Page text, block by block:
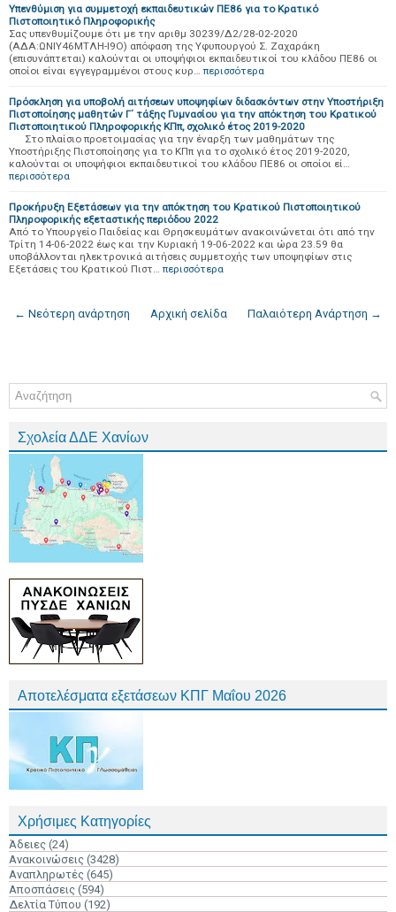
Υπενθύμιση για συμμετοχή εκπαιδευτικών ΠΕ86 για το Κρατικό
Πιστοποιητικό Πληροφορικής
Σας υπενθυμίζουμε ότι με την αριθμ 30239/Δ2/28-02-2020
(ΑΔΑ:ΩΝΙΥ46ΜΤΛΗ-Ι9Ο) απόφαση της Υφυπουργού Σ. Ζαχαράκη
(επισυνάπτεται) καλούνται οι υποψήφιοι εκπαιδευτικοί του κλάδου ΠΕ86 οι
οποίοι είναι εγγεγραμμένοι στους κυρ… περισσότερα
Πρόσκληση για υποβολή αιτήσεων υποψηφίων διδασκόντων στην Υποστήριξη
Πιστοποίησης μαθητών Γ΄ τάξης Γυμνασίου για την απόκτηση του Κρατικού
Πιστοποιητικού Πληροφορικής ΚΠπ, σχολικό έτος 2019-2020
Στο πλαίσιο προετοιμασίας για την έναρξη των μαθημάτων της
Υποστήριξης Πιστοποίησης για το ΚΠπ για το σχολικό έτος 2019-2020,
καλούνται οι υποψήφιοι εκπαιδευτικοί του κλάδου ΠΕ86 οι οποίοι εί…
περισσότερα
Προκήρυξη Εξετάσεων για την απόκτηση του Κρατικού Πιστοποιητικού
Πληροφορικής εξεταστικής περιόδου 2022
Από το Υπουργείο Παιδείας και Θρησκευμάτων ανακοινώνεται ότι από την
Τρίτη 14-06-2022 έως και την Κυριακή 19-06-2022 και ώρα 23.59 θα
υποβάλλονται ηλεκτρονικά αιτήσεις συμμετοχής των υποψηφίων στις
Εξετάσεις του Κρατικού Πιστ… περισσότερα
← Νεότερη ανάρτηση Παλαιότερη Ανάρτηση →
Αρχική σελίδα
Σχολεία ΔΔΕ Χανίων
Αποτελέσματα εξετάσεων ΚΠΓ Μαΐου 2026
Χρήσιμες Κατηγορίες
Άδειες (24)
Ανακοινώσεις (3428)
Αναπληρωτές (645)
Αποσπάσεις (594)
Δελτία Τύπου (192)